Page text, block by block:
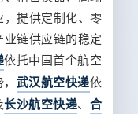
提供定制化、零
链供应链的稳定
依托中国首个航空
武汉航空快递依
长沙航空快递、 合